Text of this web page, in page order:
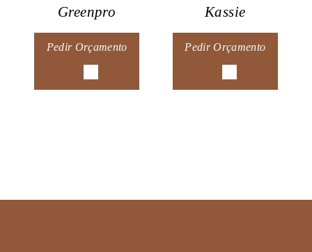
Greenpro
Pedir Orçamento
Kassie
Pedir Orçamento